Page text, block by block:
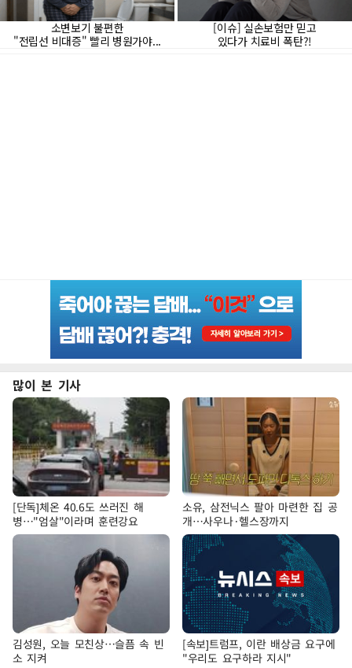
많이 본 기사
[단독]체온 40.6도 쓰러진 해
병…"엄살"이라며 훈련강요
소유, 삼전닉스 팔아 마련한 집 공
개…사우나·헬스장까지
김성원, 오늘 모친상…슬픔 속 빈
소 지켜
[속보]트럼프, 이란 배상금 요구에
"우리도 요구하라 지시"